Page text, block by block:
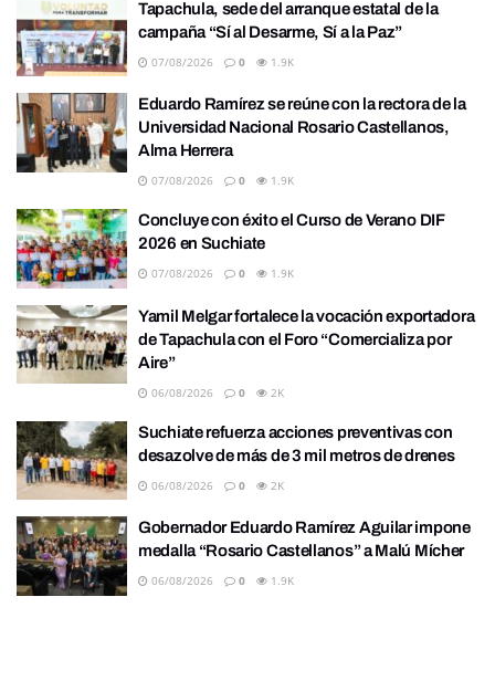
Tapachula, sede del arranque estatal de la
campaña “Sí al Desarme, Sí a la Paz”
07/08/2026 0 1.9K
Eduardo Ramírez se reúne con la rectora de la
Universidad Nacional Rosario Castellanos,
Alma Herrera
07/08/2026 0 1.9K
Concluye con éxito el Curso de Verano DIF
2026 en Suchiate
07/08/2026 0 1.9K
Yamil Melgar fortalece la vocación exportadora
de Tapachula con el Foro “Comercializa por
Aire”
06/08/2026 0 2K
Suchiate refuerza acciones preventivas con
desazolve de más de 3 mil metros de drenes
06/08/2026 0 2K
Gobernador Eduardo Ramírez Aguilar impone
medalla “Rosario Castellanos” a Malú Mícher
06/08/2026 0 1.9K